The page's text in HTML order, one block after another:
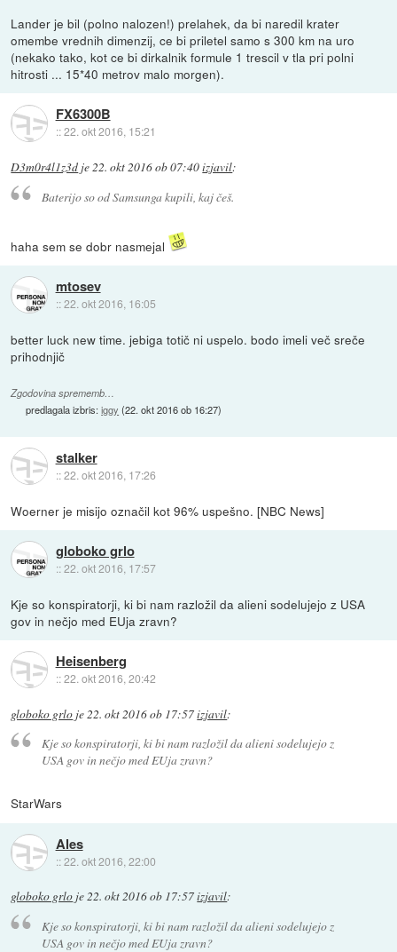
Lander je bil (polno nalozen!) prelahek, da bi naredil krater
omembe vrednih dimenzij, ce bi priletel samo s 300 km na uro
(nekako tako, kot ce bi dirkalnik formule 1 trescil v tla pri polni
hitrosti ... 15*40 metrov malo morgen).
FX6300B
::22. okt 2016, 15:21
D3m0r4l1z3d je22. okt 2016 ob 07:40izjavil:
Baterijo so od Samsunga kupili, kaj češ.
haha sem se dobr nasmejal
mtosev
::22. okt 2016, 16:05
better luck new time. jebiga totič ni uspelo. bodo imeli več sreče
prihodnjič
Zgodovina sprememb…
predlagala izbris:iggy (22. okt 2016 ob 16:27)
stalker
::22. okt 2016, 17:26
Woerner je misijo označil kot 96% uspešno. [NBC News]
globoko grlo
::22. okt 2016, 17:57
Kje so konspiratorji, ki bi nam razložil da alieni sodelujejo z USA
gov in nečjo med EUja zravn?
Heisenberg
::22. okt 2016, 20:42
globoko grlo je22. okt 2016 ob 17:57izjavil:
Kje so konspiratorji, ki bi nam razložil da alieni sodelujejo z
USA gov in nečjo med EUja zravn?
StarWars
Ales
::22. okt 2016, 22:00
globoko grlo je22. okt 2016 ob 17:57izjavil:
Kje so konspiratorji, ki bi nam razložil da alieni sodelujejo z
USA gov in nečjo med EUja zravn?